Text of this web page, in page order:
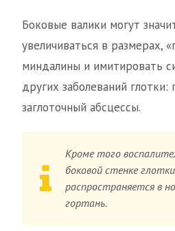
Боковые валики могут
увеличиваться в размерах,
миндалины и имитировать
других заболеваний глотки:
заглоточный абсцессы.
Кроме того
боковой стенке
распространяется в
гортань.